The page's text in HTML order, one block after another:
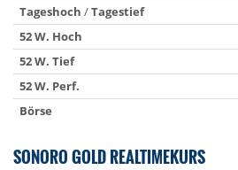
Tageshoch /Tagestief
52 W. Hoch
52 W. Tief
52 W. Perf.
Börse
SONORO GOLD REALTIMEKURS